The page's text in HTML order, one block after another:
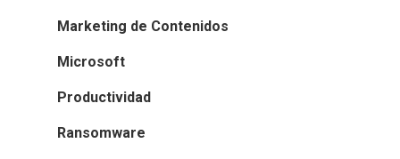
Marketing de Contenidos
Microsoft
Productividad
Ransomware